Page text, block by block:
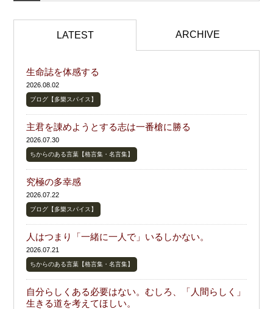
LATEST ARCHIVE
生命誌を体感する
2026.08.02
ブログ【多樂スパイス】
主君を諌めようとする志は一番槍に勝る
2026.07.30
ちからのある言葉【格言集・名言集】
究極の多幸感
2026.07.22
ブログ【多樂スパイス】
人はつまり「一緒に一人で」いるしかない。
2026.07.21
ちからのある言葉【格言集・名言集】
自分らしくある必要はない。むしろ、「人間らしく」
生きる道を考えてほしい。